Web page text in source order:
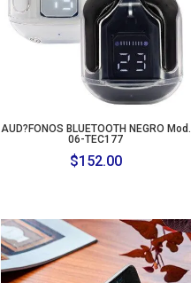
AUD?FONOS BLUETOOTH NEGRO Mod.
06-TEC177
$152.00